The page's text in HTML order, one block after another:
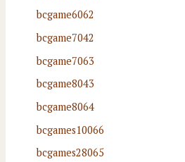
bcgame6062
bcgame7042
bcgame7063
bcgame8043
bcgame8064
bcgames10066
bcgames28065